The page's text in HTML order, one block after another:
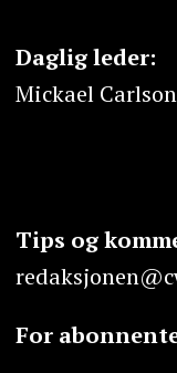
Daglig leder:
Mickael Carlson
Tips og
For